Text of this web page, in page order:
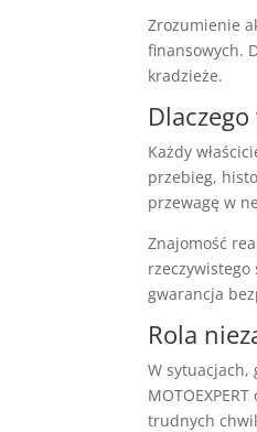
Zrozumienie
finansowych.
kradzieże.
Każdy
przebieg,
przewagę w
Znajomość
gwarancja
Rola
W
trudnych